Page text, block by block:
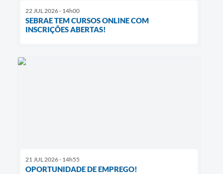
22 JUL 2026 - 14h00
SEBRAE TEM CURSOS ONLINE COM
INSCRIÇÕES ABERTAS!
21 JUL 2026 - 14h55
OPORTUNIDADE DE EMPREGO!